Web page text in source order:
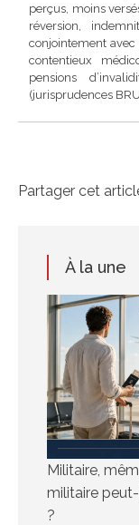
perçus, moins
réversion,
conjointement
contentieux
pensions
(jurisprudences
Partager cet
À la une
Militaire,
militaire
?